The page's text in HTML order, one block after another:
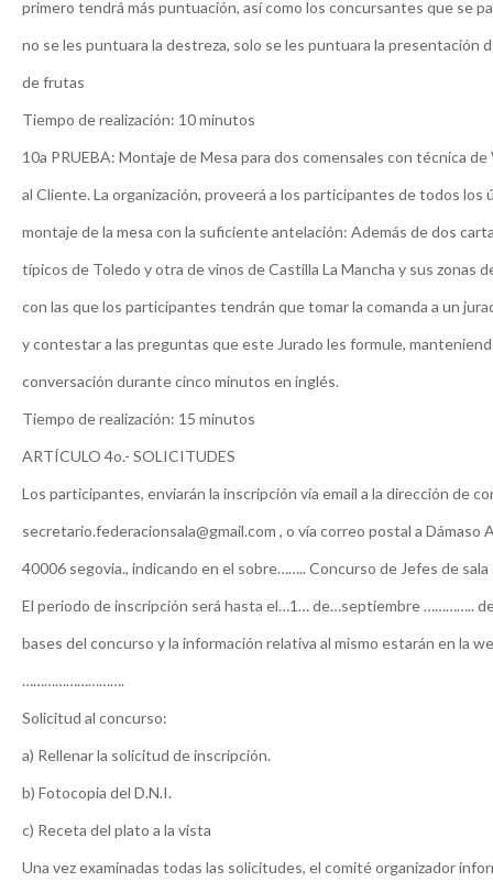
primero tendrá más puntuación, así como los concursantes que se
no se les puntuara la destreza, solo se les puntuara la presentación
de frutas
Tiempo de realización: 10 minutos
10a PRUEBA: Montaje de Mesa para dos comensales con técnica
al Cliente. La organización, proveerá a los participantes de todos los
montaje de la mesa con la suficiente antelación: Además de dos
típicos de Toledo y otra de vinos de Castilla La Mancha y sus zonas
con las que los participantes tendrán que tomar la comanda a un
y contestar a las preguntas que este Jurado les formule,
conversación durante cinco minutos en inglés.
Tiempo de realización: 15 minutos
ARTÍCULO 4o.- SOLICITUDES
Los participantes, enviarán la inscripción vía email a la dirección de
secretario.federacionsala@gmail.com , o vía correo postal a Dámaso
40006 segovia., indicando en el sobre…….. Concurso de Jefes de
El periodo de inscripción será hasta el…1… de…septiembre …………..
bases del concurso y la información relativa al mismo estarán en la
……………………….
Solicitud al concurso:
a) Rellenar la solicitud de inscripción.
b) Fotocopia del D.N.I.
c) Receta del plato a la vista
Una vez examinadas todas las solicitudes, el comité organizador